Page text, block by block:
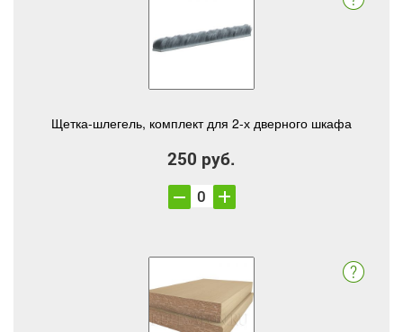
Щетка-шлегель, комплект для 2-х дверного шкафа
250 руб.